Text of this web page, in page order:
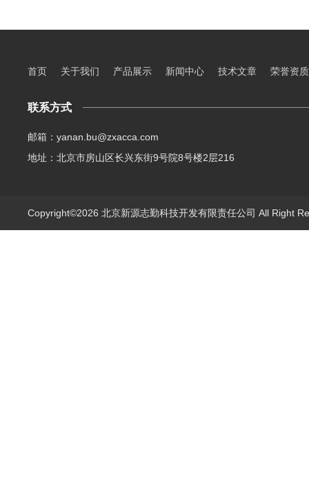
首页 关于我们 产品展示 新闻中心 技术文章 荣誉资质
联系方式
邮箱：yanan.bu@zxacca.com
地址：北京市房山区长兴东街9号院8号楼2层216
Copyright©2026 北京新源志勤科技开发有限责任公司 All Right